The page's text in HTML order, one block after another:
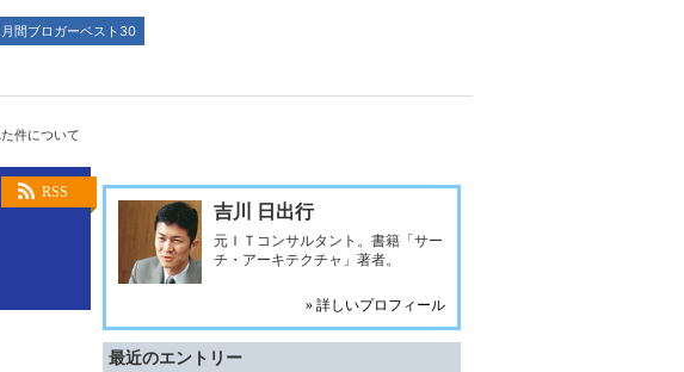
月間ブロガーベスト30
件について
RSS
吉川 日出行
元ＩＴコンサルタント。書籍「サー
チ・アーキテクチャ」著者。
» 詳しいプロフィール
最近のエントリー